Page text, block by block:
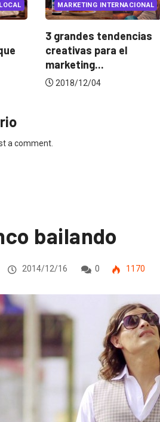
REINVENTION
Javier Mariscal:
Sorprender.
Convencer
2018/10/17
a comment.
bailando
2014/12/16 0 1170